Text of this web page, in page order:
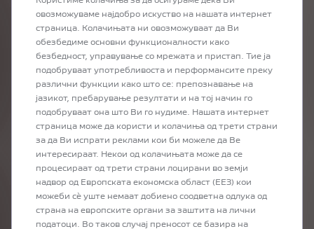
PRÉCÉDENT
1 /3
и мотор,
PEUGEOT 2008
НАДВОРЕШНИ ДИМЕНЗИИ
Должина: 4304 mm
SUIVANT
овозможуваме најдобро искуство на нашата интернет
страница. Колачињата ни овозможуваат да Ви
обезбедиме основни функционалности како
безбедност, управување со мрежата и пристап. Тие ја
подобруваат употребливоста и перформансите преку
различни функции како што се: препознавање на
јазикот, пребарување резултати и на тој начин го
подобруваат она што Ви го нудиме. Нашата интернет
страница може да користи и колачиња од трети страни
за да Ви испрати реклами кои би можеле да Ве
интересираат. Некои од колачињата може да се
процесираат од трети страни лоцирани во земји
надвор од Европската економска област (ЕЕЗ) кои
можеби сѐ уште немаат добиено соодветна одлука од
страна на европските органи за заштита на лични
податоци. Во таков случај преносот се базира на